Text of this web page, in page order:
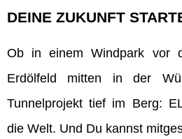
DEINE ZUKUNFT
Ob in einem Windpark vor
Erdölfeld mitten in der
Tunnelprojekt tief im Berg:
die Welt. Und Du kannst